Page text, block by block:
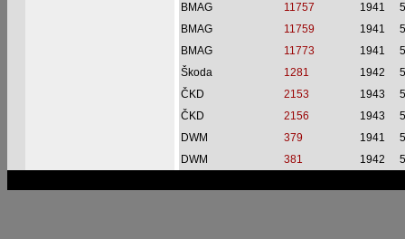
BMAG
11757 1941
BMAG
11759 1941
BMAG
11773 1941
Škoda
1281 1942
ČKD
2153 1943
ČKD
2156 1943
DWM
379 1941
DWM
381 1942